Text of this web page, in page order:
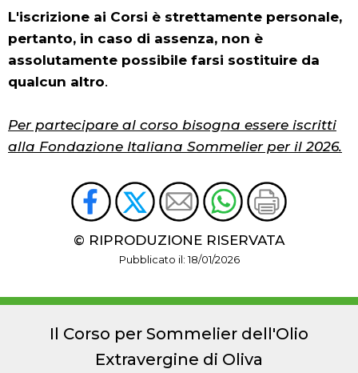
L'iscrizione ai Corsi è strettamente personale,
pertanto, in caso di assenza, non è
assolutamente possibile farsi sostituire da
qualcun altro.
Per partecipare al corso bisogna essere iscritti
alla Fondazione Italiana Sommelier per il 2026.
© RIPRODUZIONE RISERVATA
Pubblicato il: 18/01/2026
Il Corso per Sommelier dell'Olio
Extravergine di Oliva